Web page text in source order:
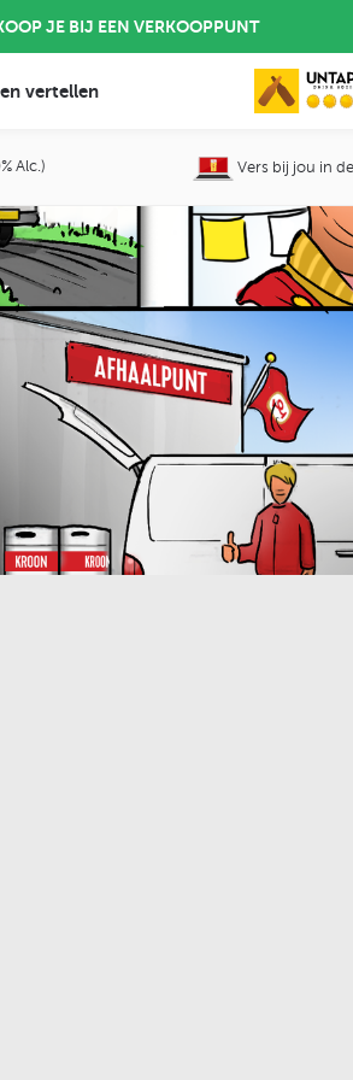
JE BIJ EEN VERKOOPPUNT
vertellen
Alc.) Vers bij jou in